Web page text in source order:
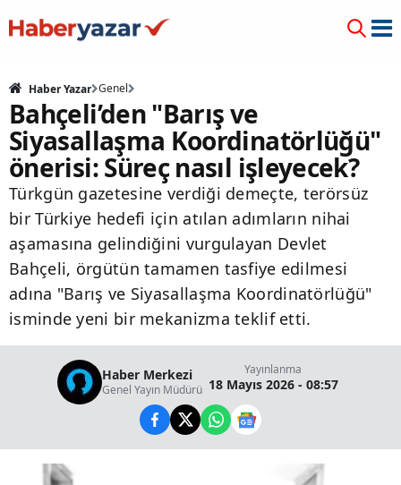
Haber Yazar Genel
Bahçeli’den "Barış ve
Siyasallaşma Koordinatörlüğü"
önerisi: Süreç nasıl işleyecek?
Türkgün gazetesine verdiği demeçte, terörsüz
bir Türkiye hedefi için atılan adımların nihai
aşamasına gelindiğini vurgulayan Devlet
Bahçeli, örgütün tamamen tasfiye edilmesi
adına "Barış ve Siyasallaşma Koordinatörlüğü"
isminde yeni bir mekanizma teklif etti.
Haber Merkezi
Genel Yayın Müdürü
Yayınlanma
18 Mayıs 2026 - 08:57